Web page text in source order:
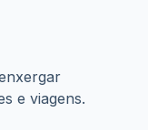
e viagens.